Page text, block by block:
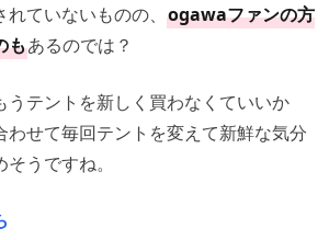
ていないものの、 ogawaファンの方
もあるのでは？
うテントを新しく買わなくていいか
わせて毎回テントを変えて新鮮な気分
うですね。